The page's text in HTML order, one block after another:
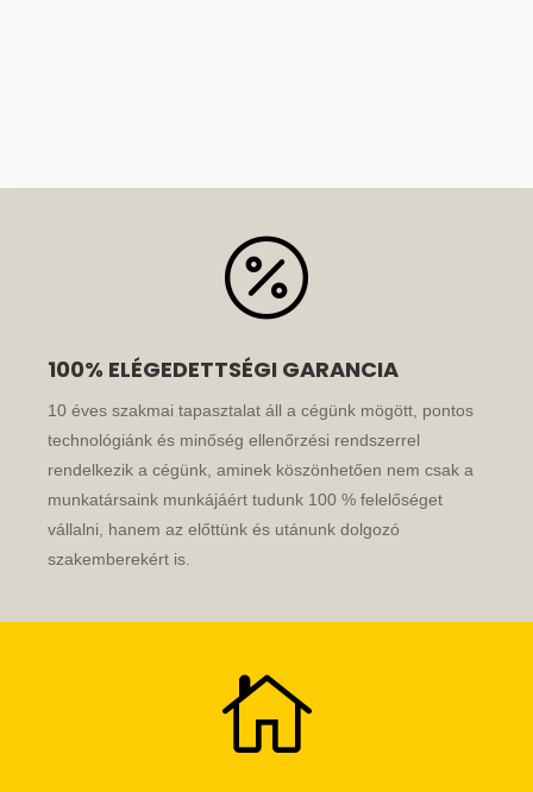

100% ELÉGEDETTSÉGI GARANCIA
10 éves szakmai tapasztalat áll a cégünk mögött, pontos
technológiánk és minőség ellenőrzési rendszerrel
rendelkezik a cégünk, aminek köszönhetően nem csak a
munkatársaink munkájáért tudunk 100 % felelőséget
vállalni, hanem az előttünk és utánunk dolgozó
szakemberekért is.
